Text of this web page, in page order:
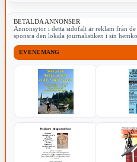
BETALDA ANNONSER
Annonsytor i detta sidofält är reklam från
sponsra den lokala journalistiken i sin
EVENEMANG